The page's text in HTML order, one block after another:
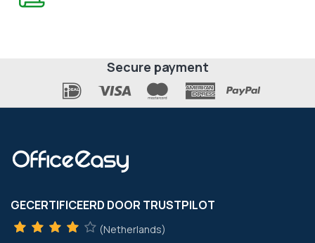
Secure payment
GECERTIFICEERD DOOR TRUSTPILOT
(Netherlands)